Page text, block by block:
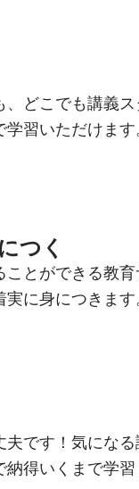
どこでも講義
習いただけます
つく
とができる教
に身につきま
です！気にな
得いくまで学習